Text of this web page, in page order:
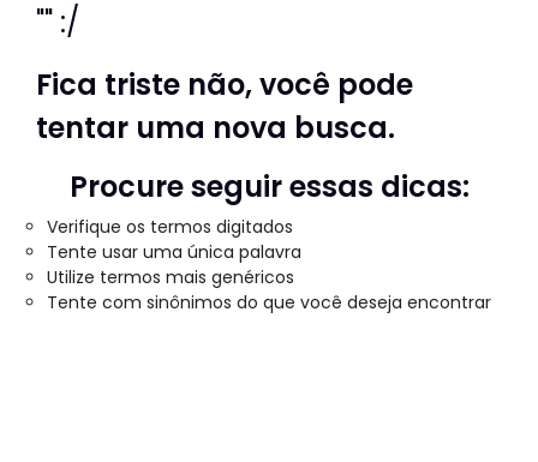
"" :/
Fica triste não, você pode
tentar uma nova busca.
Procure seguir essas dicas:
Verifique os termos digitados
Tente usar uma única palavra
Utilize termos mais genéricos
Tente com sinônimos do que você deseja encontrar